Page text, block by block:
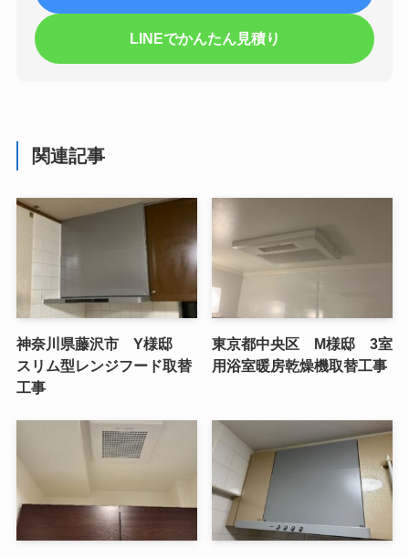
LINEでかんたん見積り
関連記事
神奈川県藤沢市 Y様邸
スリム型レンジフード取替
工事
東京都中央区 M様邸 3室
用浴室暖房乾燥機取替工事